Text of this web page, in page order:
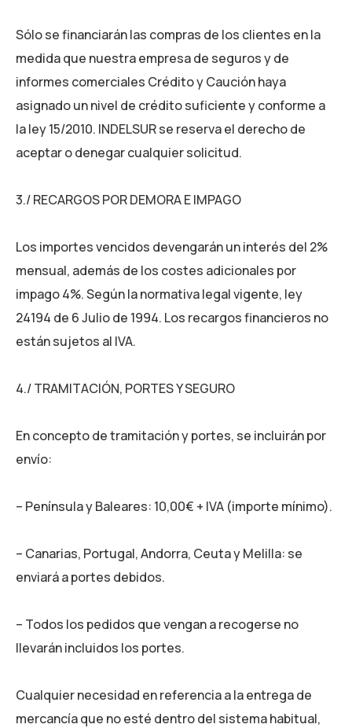
Sólo se financiarán las compras de los clientes en la
medida que nuestra empresa de seguros y de
informes comerciales Crédito y Caución haya
asignado un nivel de crédito suficiente y conforme a
la ley 15/2010. INDELSUR se reserva el derecho de
aceptar o denegar cualquier solicitud.
3./ RECARGOS POR DEMORA E IMPAGO
Los importes vencidos devengarán un interés del 2%
mensual, además de los costes adicionales por
impago 4%. Según la normativa legal vigente, ley
24194 de 6 Julio de 1994. Los recargos financieros no
están sujetos al IVA.
4./ TRAMITACIÓN, PORTES Y SEGURO
En concepto de tramitación y portes, se incluirán por
envío:
– Península y Baleares: 10,00€ + IVA (importe mínimo).
– Canarias, Portugal, Andorra, Ceuta y Melilla: se
enviará a portes debidos.
– Todos los pedidos que vengan a recogerse no
llevarán incluidos los portes.
Cualquier necesidad en referencia a la entrega de
mercancía que no esté dentro del sistema habitual,